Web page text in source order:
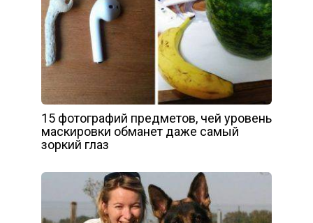
15 фотографий предметов, чей уровень
маскировки обманет даже самый
зоркий глаз